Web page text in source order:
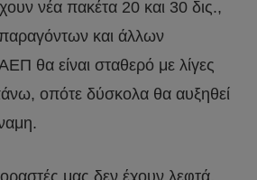
νέα πακέτα 20 και 30 δις.,
και άλλων
θα είναι σταθερό με λίγες
οπότε δύσκολα θα αυξηθεί